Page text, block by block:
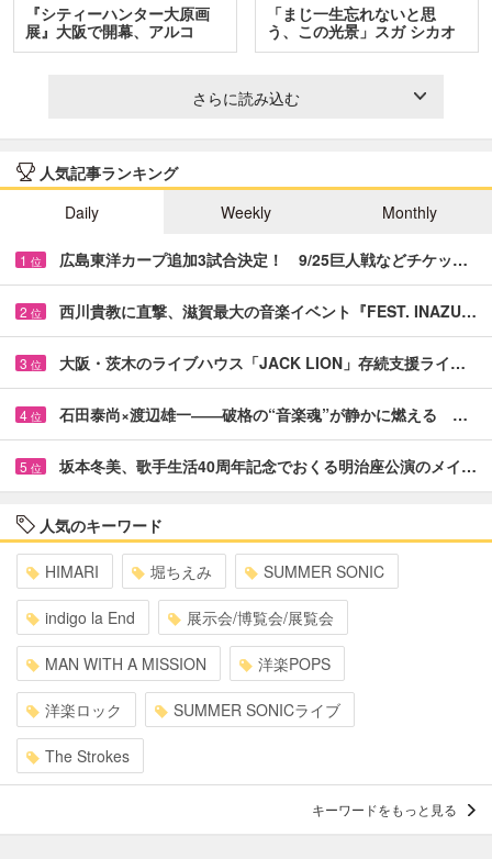
『シティーハンター大原画
展』大阪で開幕、アルコ
＆…
「まじ一生忘れないと思
う、この光景」スガ シカオ
と…
さらに読み込む
人気記事ランキング
Daily
Weekly Monthly
1 位 広島東洋カープ追加3試合決定！ 9/25巨人戦などチケッ…
2 位 西川貴教に直撃、滋賀最大の音楽イベント『FEST. INAZU…
3 位 大阪・茨木のライブハウス「JACK LION」存続支援ライ…
4 位 石田泰尚×渡辺雄一――破格の“音楽魂”が静かに燃える …
5 位 坂本冬美、歌手生活40周年記念でおくる明治座公演のメイ…
人気のキーワード
HIMARI 堀ちえみ SUMMER SONIC
indigo la End 展示会/博覧会/展覧会
MAN WITH A MISSION 洋楽POPS
洋楽ロック SUMMER SONICライブ
The Strokes
キーワードをもっと見る